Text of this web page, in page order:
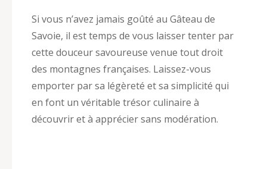
Si vous n’avez jamais goûté au Gâteau de
Savoie, il est temps de vous laisser tenter par
cette douceur savoureuse venue tout droit
des montagnes françaises. Laissez-vous
emporter par sa légèreté et sa simplicité qui
en font un véritable trésor culinaire à
découvrir et à apprécier sans modération.